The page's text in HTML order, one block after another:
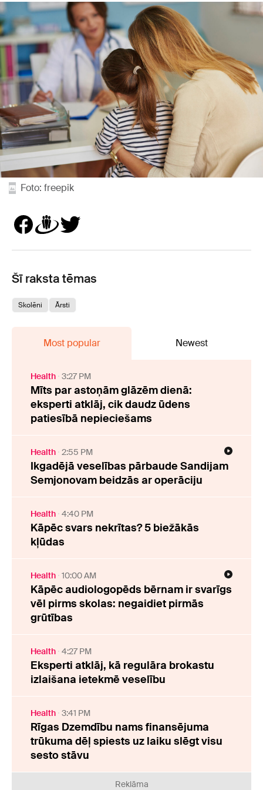
Foto: freepik
Šī raksta tēmas
Skolēni Ārsti
Most popular Newest
Health 3:27 PM
Mīts par astoņām glāzēm dienā:
eksperti atklāj, cik daudz ūdens
patiesībā nepieciešams
Health 2:55 PM
Ikgadējā veselības pārbaude Sandijam
Semjonovam beidzās ar operāciju
Health 4:40 PM
Kāpēc svars nekrītas? 5 biežākās
kļūdas
Health 10:00 AM
Kāpēc audiologopēds bērnam ir svarīgs
vēl pirms skolas: negaidiet pirmās
grūtības
Health 4:27 PM
Eksperti atklāj, kā regulāra brokastu
izlaišana ietekmē veselību
Health 3:41 PM
Rīgas Dzemdību nams finansējuma
trūkuma dēļ spiests uz laiku slēgt visu
sesto stāvu
Reklāma